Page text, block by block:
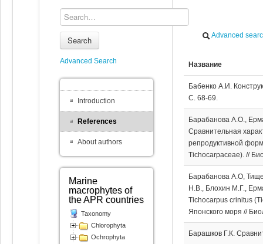
Advanced
Название
Бабенко А.И.
С. 68-69.
Барабанова А.О.,
Сравнительная
репродуктивной
Tichocarpaceae). //
Барабанова А.О,
Н.В., Блохин М.Г.,
Tichocarpus crinitus
Японского моря //
Барашков Г.К.
Search
Advanced Search
Introduction
References
About authors
Marine
macrophytes of
the APR countries
Taxonomy
Chlorophyta
Ochrophyta